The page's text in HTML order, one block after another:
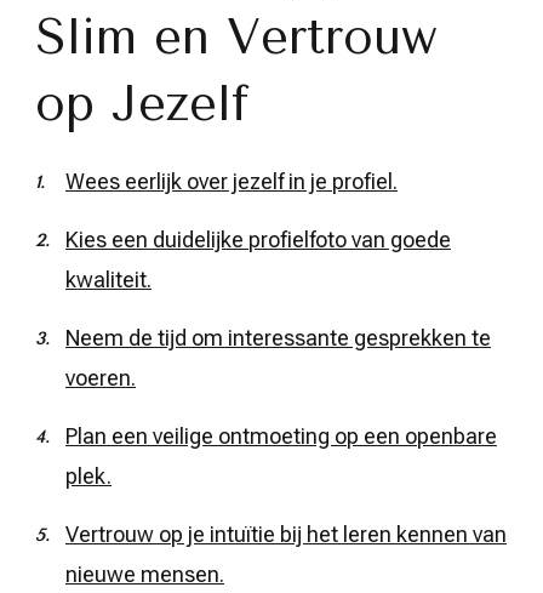
Slim en Vertrouw
op Jezelf
Wees eerlijk over jezelf in je profiel.
Kies een duidelijke profielfoto van goede
kwaliteit.
Neem de tijd om interessante gesprekken te
voeren.
Plan een veilige ontmoeting op een openbare
plek.
Vertrouw op je intuïtie bij het leren kennen van
nieuwe mensen.